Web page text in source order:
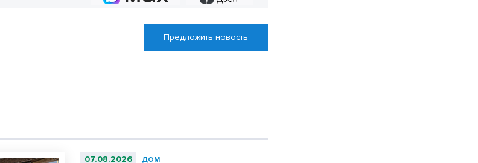
Предложить новость
07.08.2026 ДОМ